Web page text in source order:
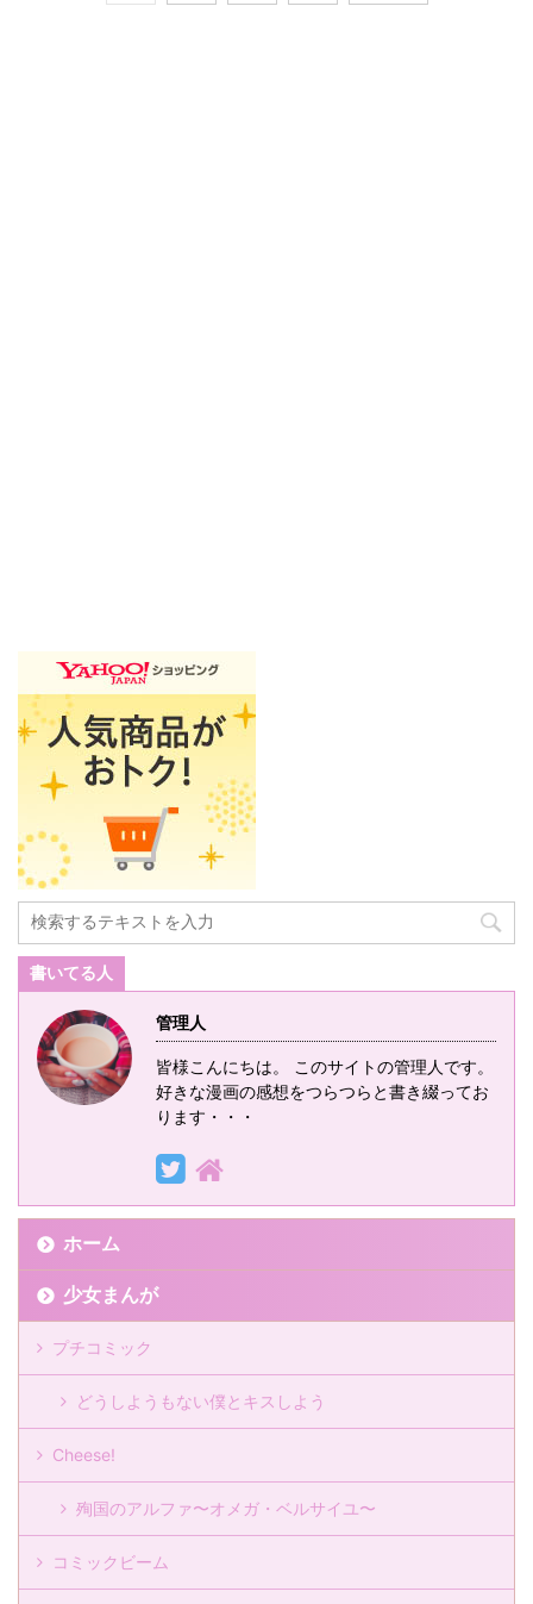
書いてる人
管理人
皆様こんにちは。 このサイトの管理人です。
好きな漫画の感想をつらつらと書き綴ってお
ります・・・
ホーム
少女まんが
プチコミック
どうしようもない僕とキスしよう
Cheese!
殉国のアルファ〜オメガ・ベルサイユ〜
コミックビーム